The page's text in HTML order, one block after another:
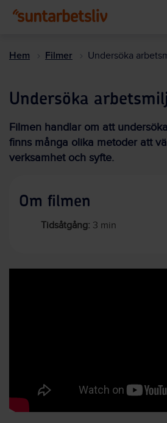
till
Hem Filmer Undersöka
Undersöka
Filmen handlar om att
finns många olika metoder att
verksamhet och syfte.
Om filmen
Tidsåtgång: 3 min